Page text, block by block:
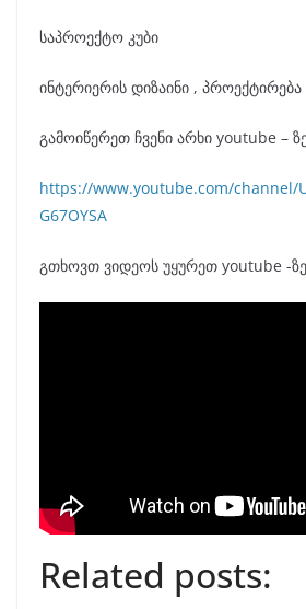
საპროექტო კუბი
ინტერიერის დიზაინი ,
გამოიწერეთ ჩვენი არხი youtube –
https://www.youtube.com/channel/
G67OYSA
გთხოვთ ვიდეოს უყურეთ youtube -ზე
Related posts:
არქიტექტურა , ინტერიერი ,